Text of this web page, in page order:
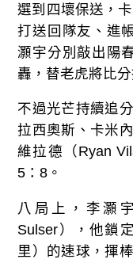
選到四壞保送，
打送回隊友、進
灝宇分別敲出陽
轟，替老虎將比
不過光芒持續追
拉西奧斯、卡米
維拉德（Ryan
5：8。
八局上，李灝
Sulser），他鎖
里）的速球，揮